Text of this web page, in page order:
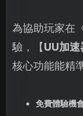
為協助玩家在
驗，【UU加速
核心功能能精
免費體驗機